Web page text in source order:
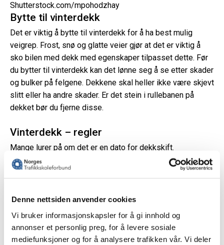
Denne nettsiden anvender cookies
Vi bruker informasjonskapsler for å gi innhold og
annonser et personlig preg, for å levere sosiale
mediefunksjoner og for å analysere trafikken vår. Vi deler
Shutterstock.com/mpohodzhay
Bytte til vinterdekk
Det er viktig å bytte til vinterdekk for å ha best mulig
veigrep. Frost, snø og glatte veier gjør at det er viktig å
sko bilen med dekk med egenskaper tilpasset dette. Før
du bytter til vinterdekk kan det lønne seg å se etter skader
og bulker på felgene. Dekkene skal heller ikke være skjevt
slitt eller ha andre skader. Er det stein i rullebanen på
dekket bør du fjerne disse.
Vinterdekk – regler
Mange lurer på om det er en dato for dekkskift.
Regelverket sier at bilens dekk må ha en mønsterdybde
på minimum 3 mm fra 1. november. Når det gjelder
Nordland, Troms og Finnmark. Der kan du ta på
piggdekkene fra 16. oktober. Piggfrie dekk kan settes på
tidligere. Husk at du allikevel kan bruke piggdekk tidligere
dersom føret tilsier det – det er du som bilfører som må